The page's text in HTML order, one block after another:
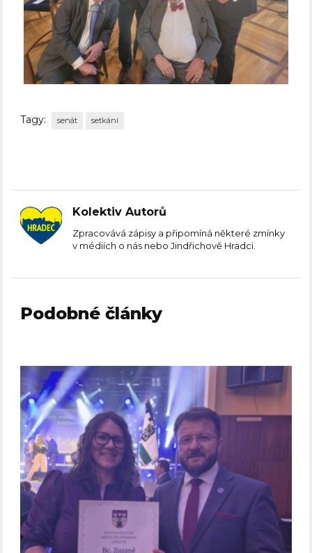
Tagy: senát setkání
Kolektiv Autorů
Zpracovává zápisy a připomíná některé zmínky
v médiích o nás nebo Jindřichově Hradci.
Podobné články